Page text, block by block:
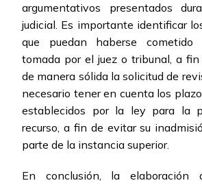
argumentativos presentados
judicial. Es importante identificar
que puedan haberse
tomada por el juez o tribunal, a
de manera sólida la solicitud de
necesario tener en cuenta los
establecidos por la ley para la
recurso, a fin de evitar su
parte de la instancia superior.
En conclusión, la elaboración